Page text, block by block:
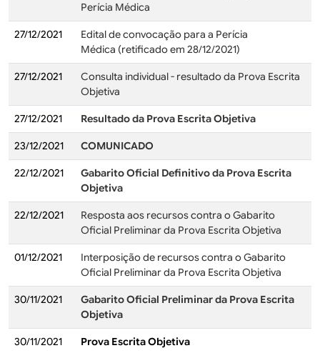
Perícia Médica
27/12/2021
Edital de convocação para a Perícia
Médica (retificado em 28/12/2021)
27/12/2021
Consulta individual - resultado da Prova Escrita
Objetiva
27/12/2021 Resultado da Prova Escrita Objetiva
23/12/2021 COMUNICADO
22/12/2021
Gabarito Oficial Definitivo da Prova Escrita
Objetiva
22/12/2021
Resposta aos recursos contra o Gabarito
Oficial Preliminar da Prova Escrita Objetiva
01/12/2021
Interposição de recursos contra o Gabarito
Oficial Preliminar da Prova Escrita Objetiva
30/11/2021
Gabarito Oficial Preliminar da Prova Escrita
Objetiva
30/11/2021 Prova Escrita Objetiva